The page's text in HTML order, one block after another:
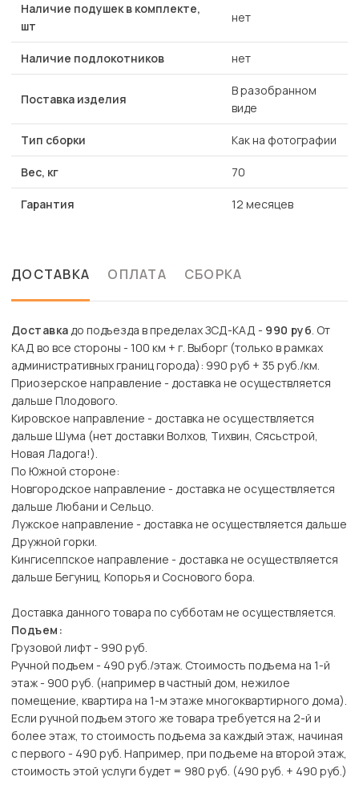
Наличие подушек в комплекте,
шт
нет
Наличие подлокотников нет
Поставка изделия
В разобранном
виде
Тип сборки Как на фотографии
Вес, кг 70
Гарантия 12 месяцев
ДОСТАВКА ОПЛАТА СБОРКА
Доставкадо подъезда в пределах ЗСД-КАД - 990 руб. От
КАД во все стороны - 100 км + г. Выборг (только в рамках
административных границ города): 990 руб + 35 руб./км.
Приозерское направление - доставка не осуществляется
дальше Плодового.
Кировское направление - доставка не осуществляется
дальше Шума (нет доставки Волхов, Тихвин, Сясьстрой,
Новая Ладога!).
По Южной стороне:
Новгородское направление - доставка не осуществляется
дальше Любани и Сельцо.
Лужское направление - доставка не осуществляется дальше
Дружной горки.
Кингисеппское направление - доставка не осуществляется
дальше Бегуниц, Копорья и Соснового бора.
Доставка данного товара по субботам не осуществляется.
Подъем:
Грузовой лифт - 990 руб.
Ручной подъем - 490 руб./этаж. Стоимость подъема на 1-й
этаж - 900 руб. (например в частный дом, нежилое
помещение, квартира на 1-м этаже многоквартирного дома).
Если ручной подъем этого же товара требуется на 2-й и
более этаж, то стоимость подъема за каждый этаж, начиная
с первого - 490 руб. Например, при подъеме на второй этаж,
стоимость этой услуги будет = 980 руб. (490 руб. + 490 руб.)